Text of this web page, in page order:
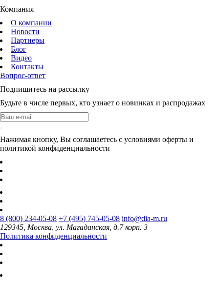
Компания
О компании
Новости
Партнеры
Блог
Видео
Контакты
Вопрос-ответ
Подпишитесь на рассылку
Будьте в числе первых, кто узнает о новинках и распродажах
Нажимая кнопку, Вы соглашаетесь с условиями оферты и
политикой конфиденциальности
8 (800) 234-05-08 +7 (495) 745-05-08 info@dia-m.ru
129345, Москва, ул. Магаданская, д.7 корп. 3
Политика конфиденциальности